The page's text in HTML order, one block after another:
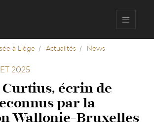
à Liège
Actualités News
2025
écrin de
par la
Wallonie-Bruxelles